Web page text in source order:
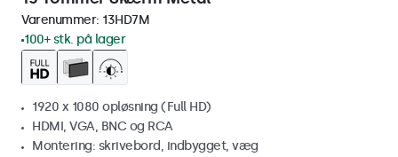
Varenummer: 13HD7M
100+ stk. på lager
1920 x 1080 opløsning (Full HD)
HDMI, VGA, BNC og RCA
Montering: skrivebord, indbygget, væg